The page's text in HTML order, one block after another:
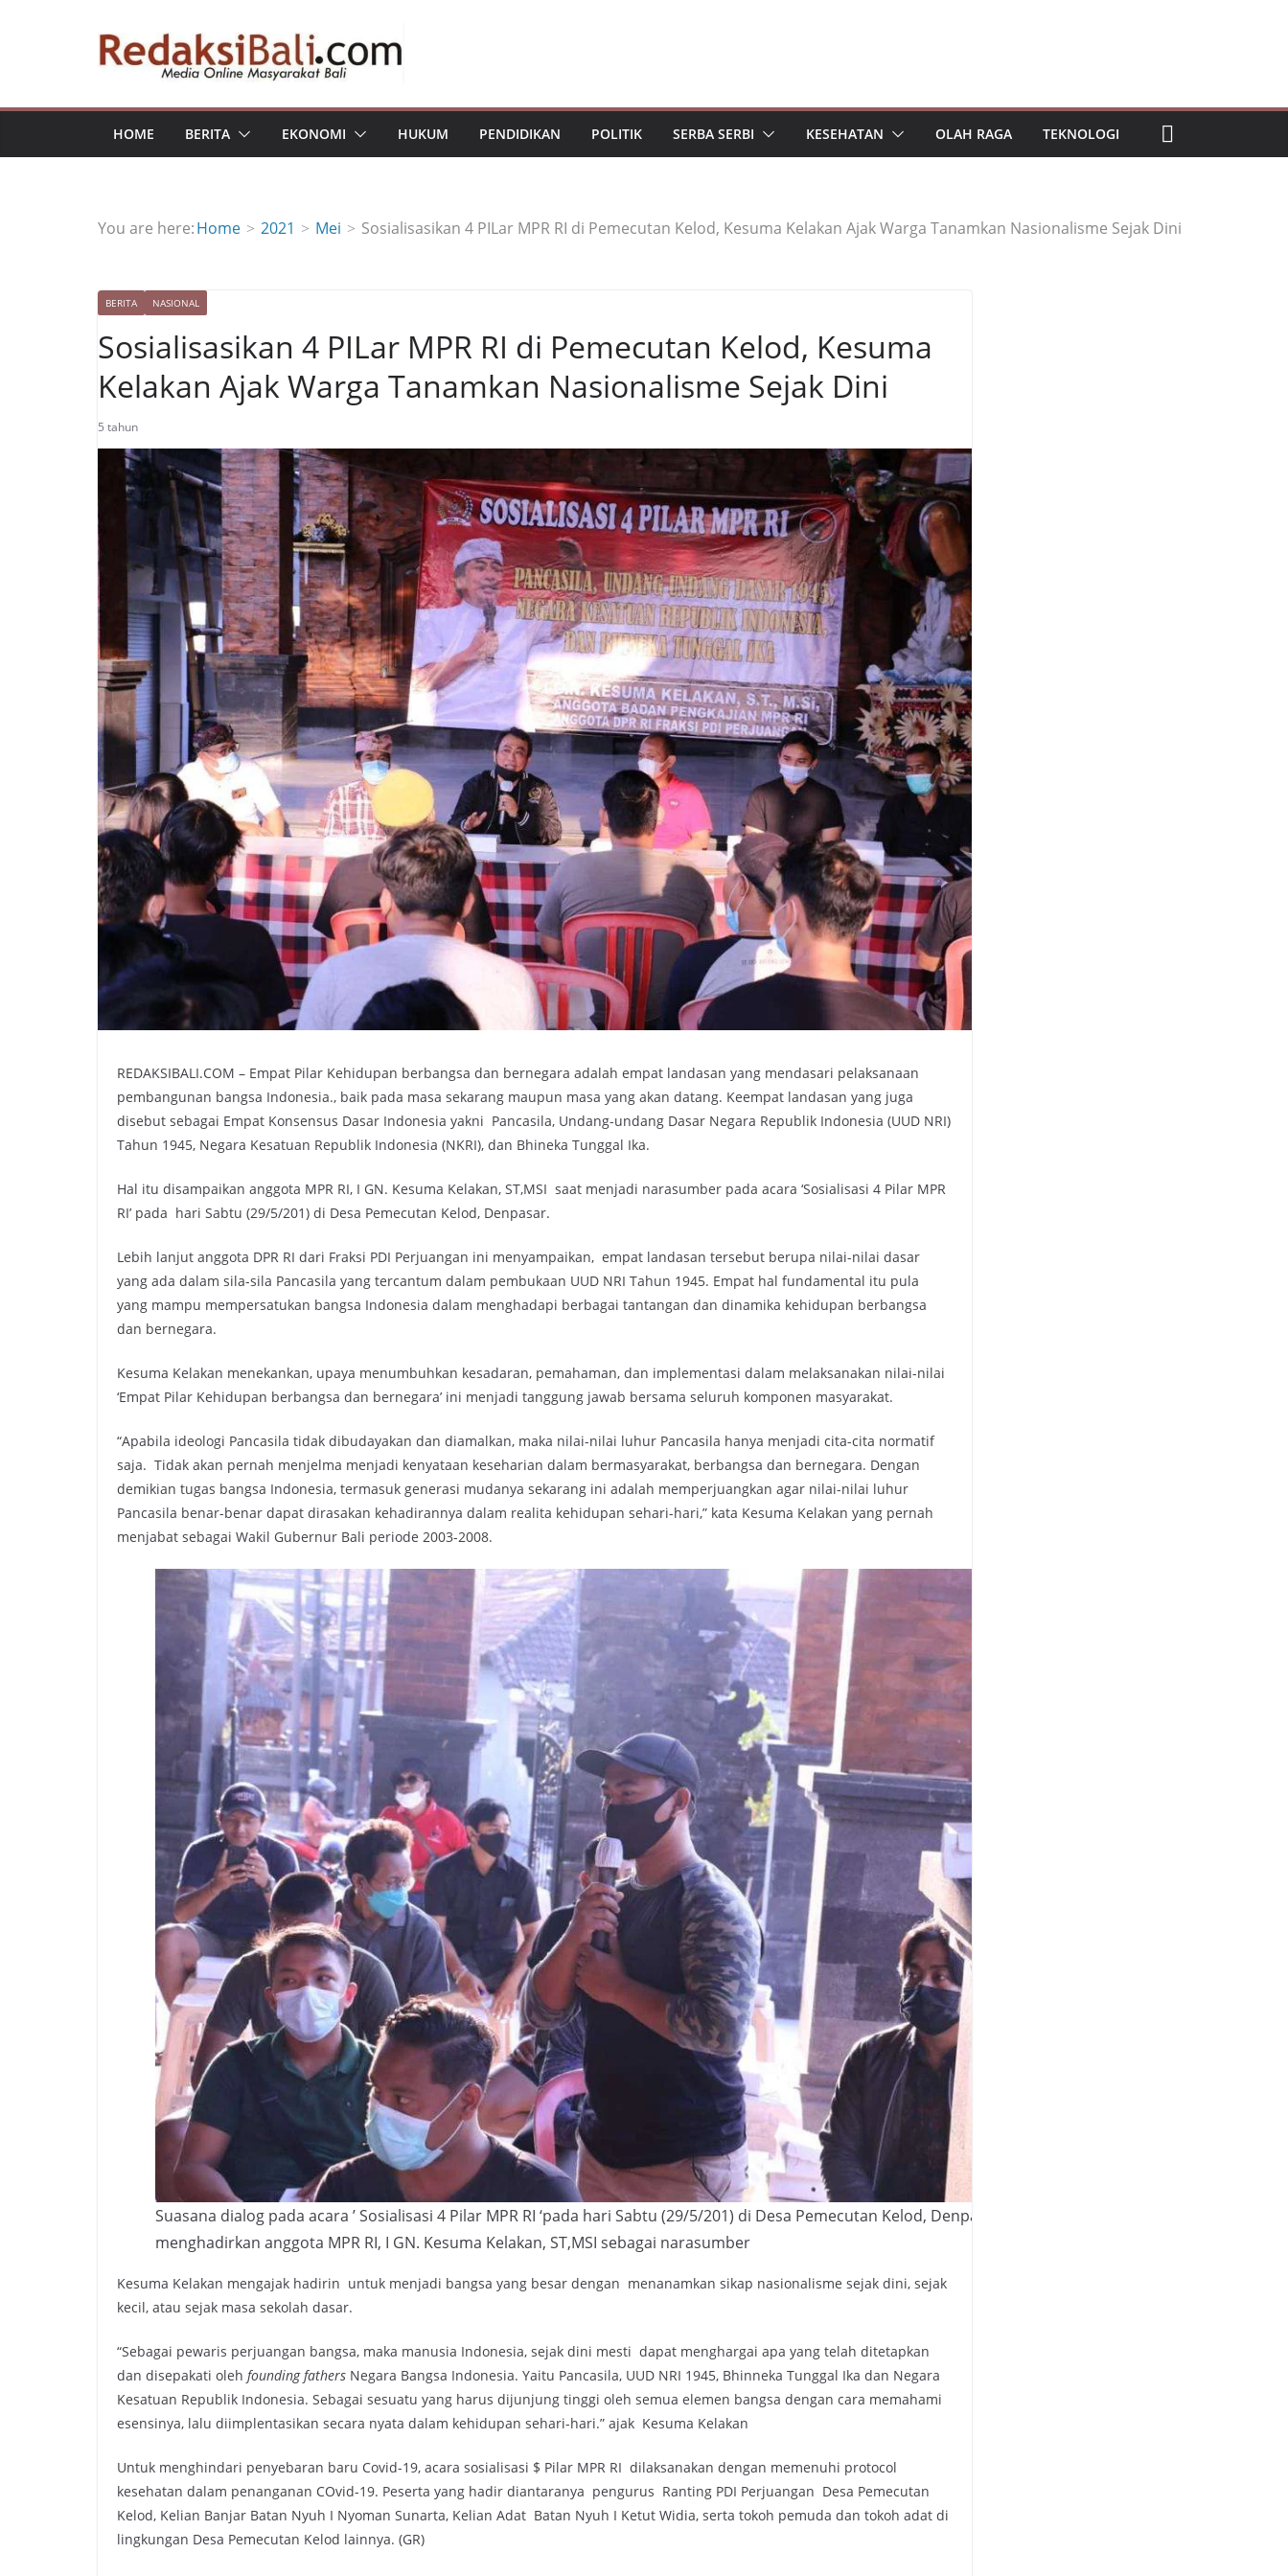
HOME BERITA EKONOMI HUKUM PENDIDIKAN POLITIK SERBA SERBI KESEHATAN OLAH RAGA TEKNOLOGI
You are here:Home 2021 Mei Sosialisasikan 4 PILar MPR RI di Pemecutan Kelod, Kesuma Kelakan Ajak Warga Tanamkan Nasionalisme Sejak Dini
BERITA NASIONAL
Sosialisasikan 4 PILar MPR RI di Pemecutan Kelod, Kesuma
Kelakan Ajak Warga Tanamkan Nasionalisme Sejak Dini
5 tahun
REDAKSIBALI.COM – Empat Pilar Kehidupan berbangsa dan bernegara adalah empat landasan yang mendasari pelaksanaan
pembangunan bangsa Indonesia., baik pada masa sekarang maupun masa yang akan datang. Keempat landasan yang juga
disebut sebagai Empat Konsensus Dasar Indonesia yakni Pancasila, Undang-undang Dasar Negara Republik Indonesia (UUD NRI)
Tahun 1945, Negara Kesatuan Republik Indonesia (NKRI), dan Bhineka Tunggal Ika.
Hal itu disampaikan anggota MPR RI, I GN. Kesuma Kelakan, ST,MSI saat menjadi narasumber pada acara ‘Sosialisasi 4 Pilar MPR
RI’ pada hari Sabtu (29/5/201) di Desa Pemecutan Kelod, Denpasar.
Lebih lanjut anggota DPR RI dari Fraksi PDI Perjuangan ini menyampaikan, empat landasan tersebut berupa nilai-nilai dasar
yang ada dalam sila-sila Pancasila yang tercantum dalam pembukaan UUD NRI Tahun 1945. Empat hal fundamental itu pula
yang mampu mempersatukan bangsa Indonesia dalam menghadapi berbagai tantangan dan dinamika kehidupan berbangsa
dan bernegara.
Kesuma Kelakan menekankan, upaya menumbuhkan kesadaran, pemahaman, dan implementasi dalam melaksanakan nilai-nilai
‘Empat Pilar Kehidupan berbangsa dan bernegara’ ini menjadi tanggung jawab bersama seluruh komponen masyarakat.
“Apabila ideologi Pancasila tidak dibudayakan dan diamalkan, maka nilai-nilai luhur Pancasila hanya menjadi cita-cita normatif
saja. Tidak akan pernah menjelma menjadi kenyataan keseharian dalam bermasyarakat, berbangsa dan bernegara. Dengan
demikian tugas bangsa Indonesia, termasuk generasi mudanya sekarang ini adalah memperjuangkan agar nilai-nilai luhur
Pancasila benar-benar dapat dirasakan kehadirannya dalam realita kehidupan sehari-hari,” kata Kesuma Kelakan yang pernah
menjabat sebagai Wakil Gubernur Bali periode 2003-2008.
Suasana dialog pada acara ’ Sosialisasi 4 Pilar MPR RI ‘pada hari Sabtu (29/5/201) di Desa Pemecutan Kelod, Denpasar yang
menghadirkan anggota MPR RI, I GN. Kesuma Kelakan, ST,MSI sebagai narasumber
Kesuma Kelakan mengajak hadirin untuk menjadi bangsa yang besar dengan menanamkan sikap nasionalisme sejak dini, sejak
kecil, atau sejak masa sekolah dasar.
“Sebagai pewaris perjuangan bangsa, maka manusia Indonesia, sejak dini mesti dapat menghargai apa yang telah ditetapkan
dan disepakati oleh founding fathers Negara Bangsa Indonesia. Yaitu Pancasila, UUD NRI 1945, Bhinneka Tunggal Ika dan Negara
Kesatuan Republik Indonesia. Sebagai sesuatu yang harus dijunjung tinggi oleh semua elemen bangsa dengan cara memahami
esensinya, lalu diimplentasikan secara nyata dalam kehidupan sehari-hari.” ajak Kesuma Kelakan
Untuk menghindari penyebaran baru Covid-19, acara sosialisasi $ Pilar MPR RI dilaksanakan dengan memenuhi protocol
kesehatan dalam penanganan COvid-19. Peserta yang hadir diantaranya pengurus Ranting PDI Perjuangan Desa Pemecutan
Kelod, Kelian Banjar Batan Nyuh I Nyoman Sunarta, Kelian Adat Batan Nyuh I Ketut Widia, serta tokoh pemuda dan tokoh adat di
lingkungan Desa Pemecutan Kelod lainnya. (GR)